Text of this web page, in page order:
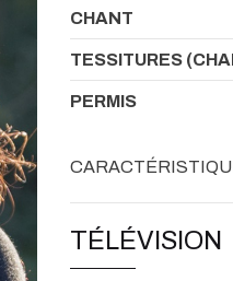
CHANT
TESSITURES
PERMIS
TÉLÉVISION